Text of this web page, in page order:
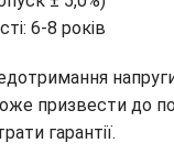
6-8 років
призвести до
гарантії.